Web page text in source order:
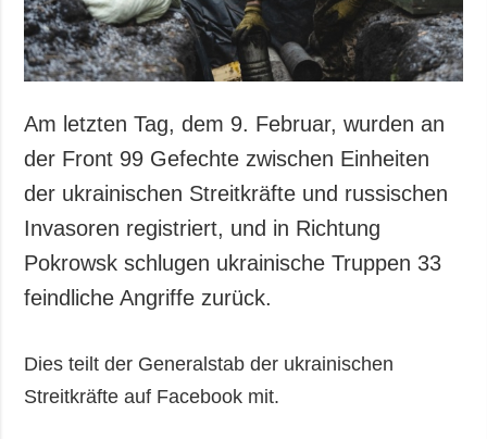
Sport
Kriminalität
Notstand und
ZUSÄTZLICH
Veröffentlichungen
Interview
Fotos
Video
LEISTUNGEN
Abonnement
Fotobank
Am letzten Tag, dem 9. Februar, wurden an
der Front 99 Gefechte zwischen Einheiten
der ukrainischen Streitkräfte und russischen
Invasoren registriert, und in Richtung
Pokrowsk schlugen ukrainische Truppen 33
feindliche Angriffe zurück.
Dies teilt der Generalstab der ukrainischen
Streitkräfte auf Facebook mit.